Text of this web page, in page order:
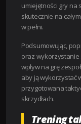
umiejętności gry na
skutecznie na
w pełni.
Podsumowując,
oraz wykorzystanie
wpływ na grę
aby ją wykorzystać
przygotowana
skrzydłach.
Trening